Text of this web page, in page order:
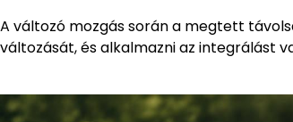
A változó mozgás során a megtett
változását, és alkalmazni az integrálást